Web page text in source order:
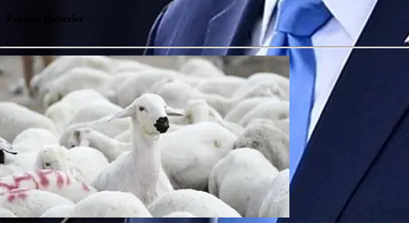
- Popüler Haberler -